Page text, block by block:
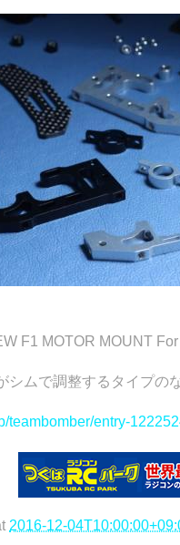
F1 MOTOR MOUNT
シムで調整するタイプの
teambomber/entry-
2016-12-